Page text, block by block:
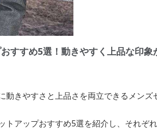
すすめ5選！動きやすく上品な印象
きやすさと上品さを両立できるメン
アップおすすめ5選を紹介し、それぞ